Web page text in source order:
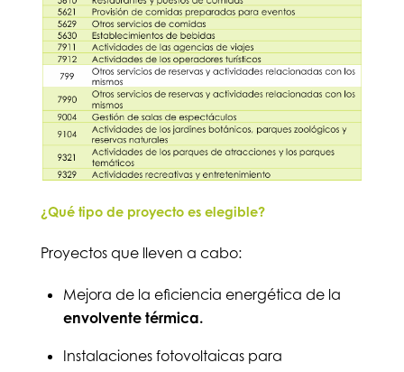
¿Qué tipo de proyecto es elegible?
Proyectos que lleven a cabo:
Mejora de la eficiencia energética de la
envolvente térmica.
Instalaciones fotovoltaicas para